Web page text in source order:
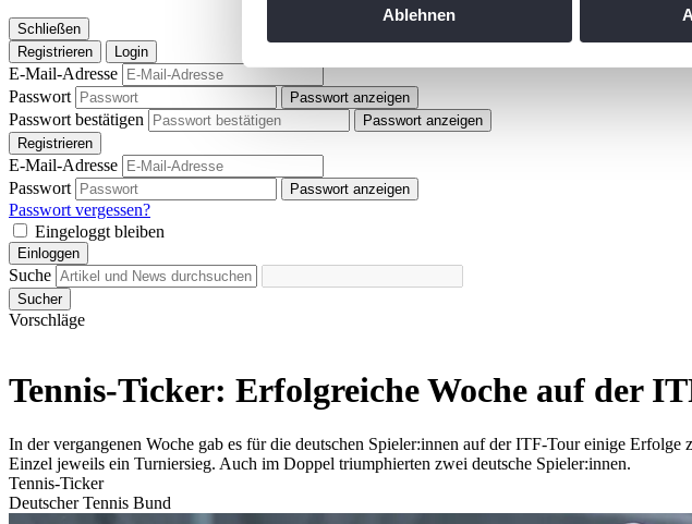
Wir verwenden Cookies, um Inhalte und Anzeigen zu
und die Zugriffe auf unsere Website zu analysieren.
möglicherweise mit weiteren Daten zusammen, die
Ablehnen
Schließen
Registrieren
Login
E-Mail-Adresse
Passwort
Passwort anzeigen
Passwort bestätigen
Passwort anzeigen
Registrieren
E-Mail-Adresse
Passwort
Passwort anzeigen
Passwort vergessen?
Eingeloggt bleiben
Einloggen
Suche
Sucher
Vorschläge
Tennis-Ticker: Erfolgreiche Woche auf der
In der vergangenen Woche gab es für die deutschen Spieler:innen auf der ITF-Tour einige
Einzel jeweils ein Turniersieg. Auch im Doppel triumphierten zwei deutsche Spieler:innen.
Tennis-Ticker
Deutscher Tennis Bund